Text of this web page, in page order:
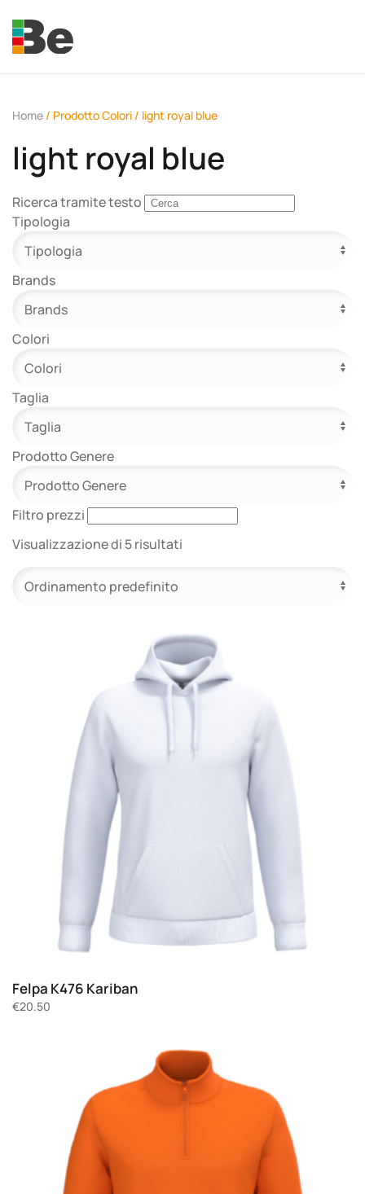
Skip to main content
Home / Prodotto Colori / light royal blue
light royal blue
Ricerca tramite testo
Tipologia
Brands
Colori
Taglia
Prodotto Genere
Filtro prezzi
Visualizzazione di 5 risultati
Felpa K476 Kariban
€20.50